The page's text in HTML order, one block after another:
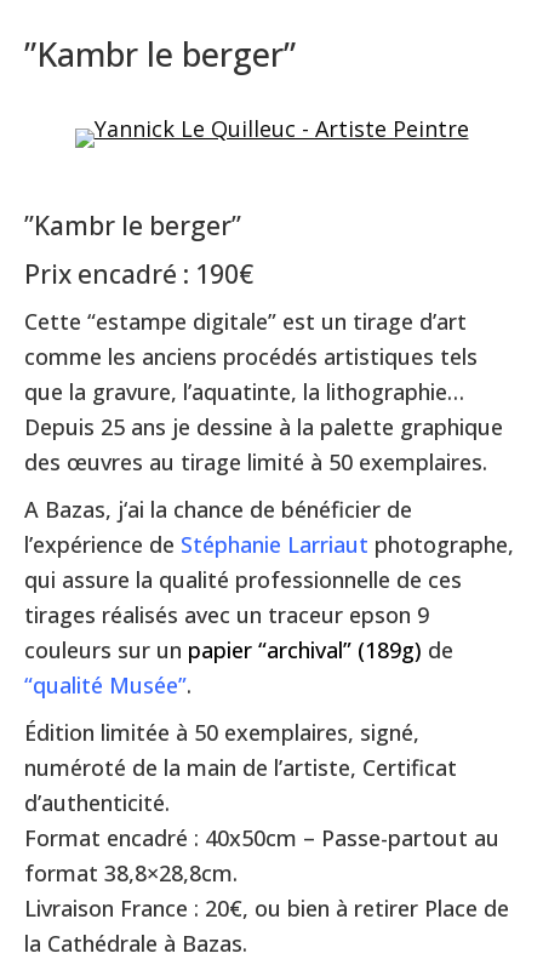
”Kambr le berger”
”Kambr le berger”
Prix encadré : 190€
Cette “estampe digitale” est un tirage d’art
comme les anciens procédés artistiques tels
que la gravure, l’aquatinte, la lithographie…
Depuis 25 ans je dessine à la palette graphique
des œuvres au tirage limité à 50 exemplaires.
A Bazas, j‘ai la chance de bénéficier de
l’expérience de Stéphanie Larriaut photographe,
qui assure la qualité professionnelle de ces
tirages réalisés avec un traceur epson 9
couleurs sur un papier “archival” (189g) de
“qualité Musée”.
Édition limitée à 50 exemplaires, signé,
numéroté de la main de l’artiste, Certificat
d’authenticité.
Format encadré : 40x50cm – Passe-partout au
format 38,8×28,8cm.
Livraison France : 20€, ou bien à retirer Place de
la Cathédrale à Bazas.